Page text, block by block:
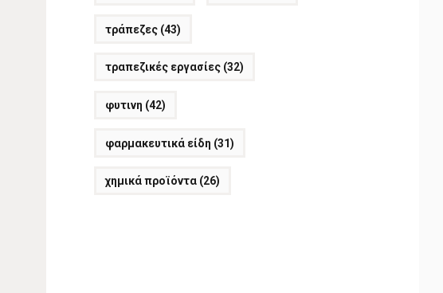
τράπεζες (43)
τραπεζικές εργασίες (32)
φυτινη (42)
φαρμακευτικά είδη (31)
χημικά προϊόντα (26)